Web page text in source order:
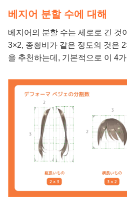
베지어 분할 수에 대해
베지어의 분할 수는 세로로 긴 것
3×2, 종횡비가 같은 정도의 것은
을 추천하는데, 기본적으로 이 4